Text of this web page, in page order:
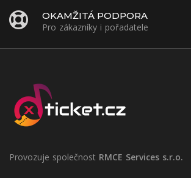
OKAMŽITÁ PODPORA
Pro zákazníky i pořadatele
Provozuje společnost RMCE Services s.r.o.